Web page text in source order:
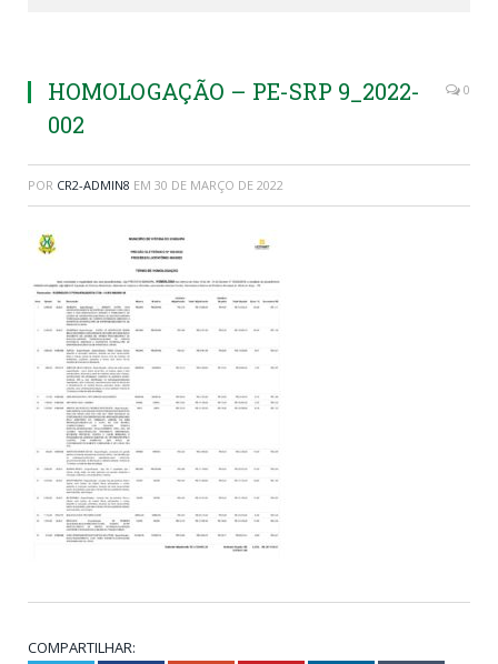
HOMOLOGAÇÃO – PE-SRP 9_2022-
002
0
POR CR2-ADMIN8 EM 30 DE MARÇO DE 2022
COMPARTILHAR: